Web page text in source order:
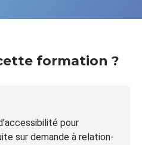
formation ?
pour
sur demande à relation-